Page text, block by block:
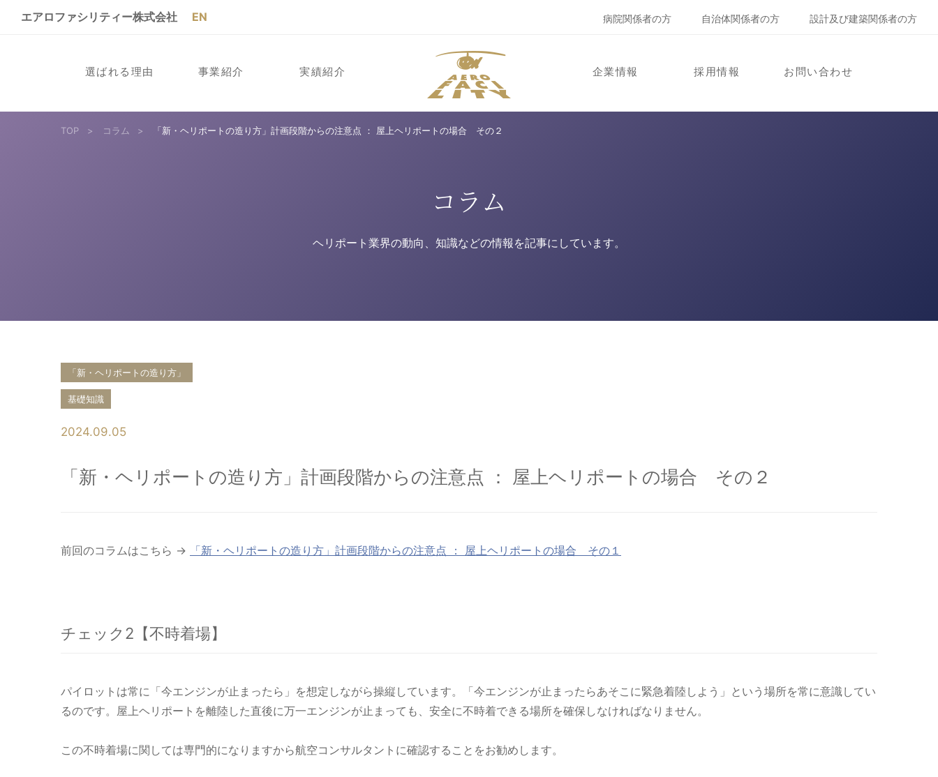
エアロファシリティー株式会社 EN 病院関係者の方 自治体関係者の方 設計及び建築関係者の方
選ばれる理由 事業紹介 実績紹介 企業情報 採用情報 お問い合わせ
TOP > コラム > 「新・ヘリポートの造り方」計画段階からの注意点 ： 屋上ヘリポートの場合 その２
コラム
ヘリポート業界の動向、知識などの情報を記事にしています。
「新・ヘリポートの造り方」
基礎知識
2024.09.05
「新・ヘリポートの造り方」計画段階からの注意点 ： 屋上ヘリポートの場合 その２
前回のコラムはこちら → 「新・ヘリポートの造り方」計画段階からの注意点 ： 屋上ヘリポートの場合 その１
チェック2【不時着場】
パイロットは常に「今エンジンが止まったら」を想定しながら操縦しています。「今エンジンが止まったらあそこに緊急着陸しよう」という場所を常に意識してい
るのです。屋上ヘリポートを離陸した直後に万一エンジンが止まっても、安全に不時着できる場所を確保しなければなりません。
この不時着場に関しては専門的になりますから航空コンサルタントに確認することをお勧めします。